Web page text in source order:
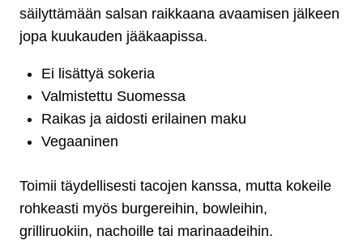
säilyttämään salsan raikkaana avaamisen jälkeen
jopa kuukauden jääkaapissa.
Ei lisättyä sokeria
Valmistettu Suomessa
Raikas ja aidosti erilainen maku
Vegaaninen
Toimii täydellisesti tacojen kanssa, mutta kokeile
rohkeasti myös burgereihin, bowleihin,
grilliruokiin, nachoille tai marinaadeihin.